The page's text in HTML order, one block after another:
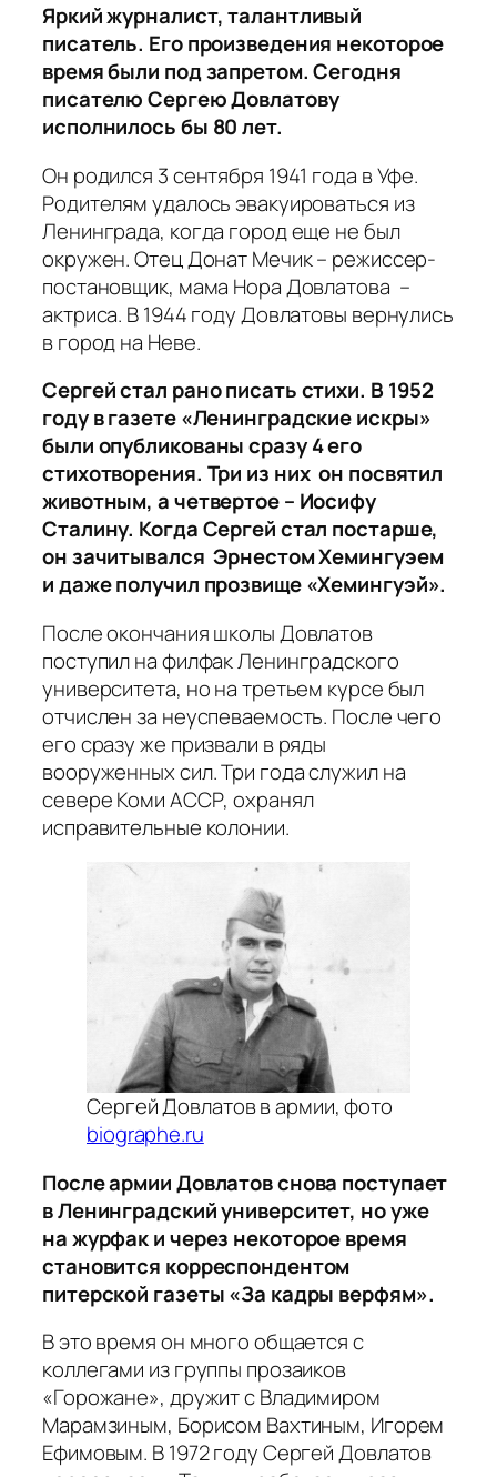
Яркий журналист, талантливый
писатель. Его произведения некоторое
время были под запретом. Сегодня
писателю Сергею Довлатову
исполнилось бы 80 лет.
Он родился 3 сентября 1941 года в Уфе.
Родителям удалось эвакуироваться из
Ленинграда, когда город еще не был
окружен. Отец Донат Мечик – режиссер-
постановщик, мама Нора Довлатова –
актриса. В 1944 году Довлатовы вернулись
в город на Неве.
Сергей стал рано писать стихи. В 1952
году в газете «Ленинградские искры»
были опубликованы сразу 4 его
стихотворения. Три из них он посвятил
животным, а четвертое – Иосифу
Сталину. Когда Сергей стал постарше,
он зачитывался Эрнестом Хемингуэем
и даже получил прозвище «Хемингуэй».
После окончания школы Довлатов
поступил на филфак Ленинградского
университета, но на третьем курсе был
отчислен за неуспеваемость. После чего
его сразу же призвали в ряды
вооруженных сил. Три года служил на
севере Коми АССР, охранял
исправительные колонии.
Сергей Довлатов в армии, фото
biographe.ru
После армии Довлатов снова поступает
в Ленинградский университет, но уже
на журфак и через некоторое время
становится корреспондентом
питерской газеты «За кадры верфям».
В это время он много общается с
коллегами из группы прозаиков
«Горожане», дружит с Владимиром
Марамзиным, Борисом Вахтиным, Игорем
Ефимовым. В 1972 году Сергей Довлатов